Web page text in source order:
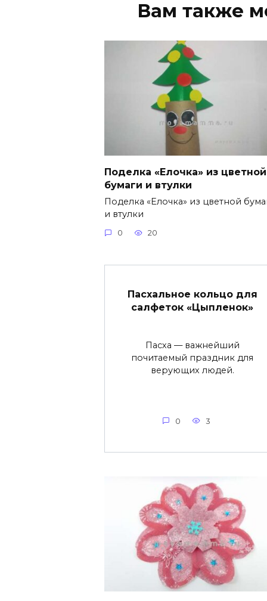
Вам также
Поделка «Елочка» из цветной
бумаги и втулки
Поделка «Елочка» из цветной
и втулки
0 20
Пасхальное кольцо для
салфеток «Цыпленок»
Пасха — важнейший
почитаемый праздник для
верующих людей.
0 3